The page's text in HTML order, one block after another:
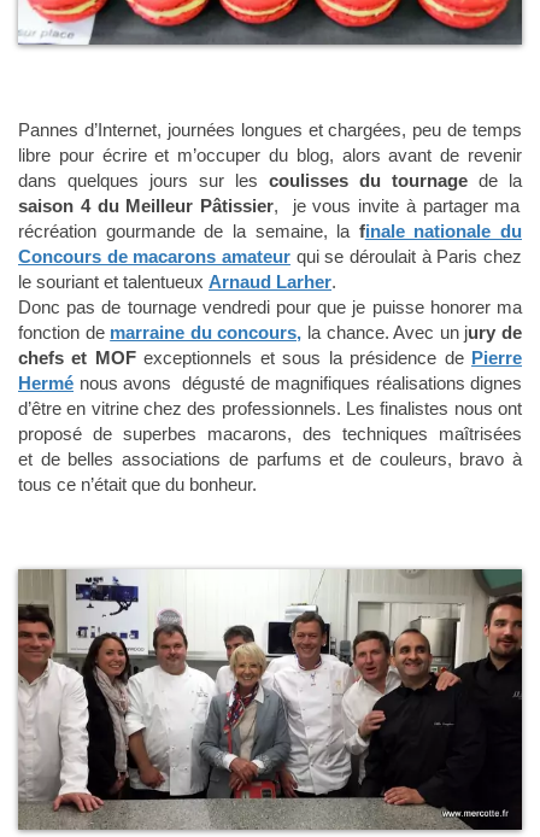
Pannes d’Internet, journées longues et chargées, peu de temps
libre pour écrire et m’occuper du blog, alors avant de revenir
dans quelques jours sur les coulisses du tournage de la
saison 4 du Meilleur Pâtissier, je vous invite à partager ma
récréation gourmande de la semaine, la finale nationale du
Concours de macarons amateur qui se déroulait à Paris chez
le souriant et talentueux Arnaud Larher.
Donc pas de tournage vendredi pour que je puisse honorer ma
fonction de marraine du concours, la chance. Avec un jury de
chefs et MOFexceptionnels et sous la présidence de Pierre
Hermé nous avons dégusté de magnifiques réalisations dignes
d’être en vitrine chez des professionnels. Les finalistes nous ont
proposé de superbes macarons, des techniques maîtrisées
et de belles associations de parfums et de couleurs, bravo à
tous ce n’était que du bonheur.